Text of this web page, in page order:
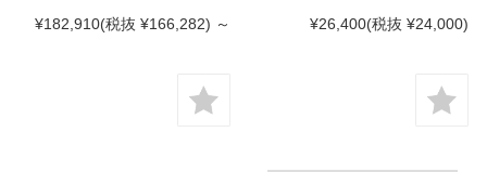
¥182,910(税抜 ¥166,282) ～
¥26,400(税抜 ¥24,000)